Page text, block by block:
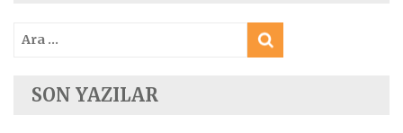
SON YAZILAR